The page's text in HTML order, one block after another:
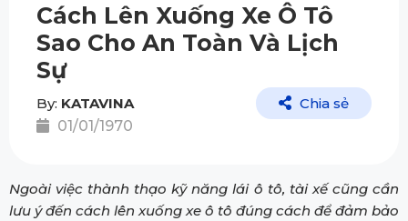
Cách Lên Xuống Xe Ô Tô
Sao Cho An Toàn Và Lịch
Sự
By: KATAVINA
01/01/1970
Chia sẻ
Ngoài việc thành thạo kỹ năng lái ô tô, tài xế cũng cần
lưu ý đến cách lên xuống xe ô tô đúng cách để đảm bảo